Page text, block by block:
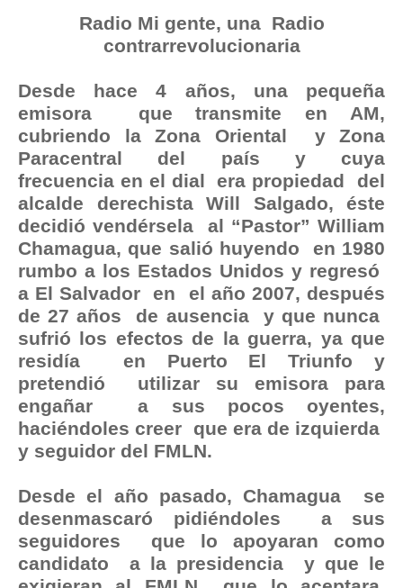
Radio Mi gente, una Radio
contrarrevolucionaria
Desde hace 4 años, una pequeña
emisora que transmite en AM,
cubriendo la Zona Oriental y Zona
Paracentral del país y cuya
frecuencia en el dial era propiedad del
alcalde derechista Will Salgado, éste
decidió vendérsela al “Pastor” William
Chamagua, que salió huyendo en 1980
rumbo a los Estados Unidos y regresó
a El Salvador en el año 2007, después
de 27 años de ausencia y que nunca
sufrió los efectos de la guerra, ya que
residía en Puerto El Triunfo y
pretendió utilizar su emisora para
engañar a sus pocos oyentes,
haciéndoles creer que era de izquierda
y seguidor del FMLN.
Desde el año pasado, Chamagua se
desenmascaró pidiéndoles a sus
seguidores que lo apoyaran como
candidato a la presidencia y que le